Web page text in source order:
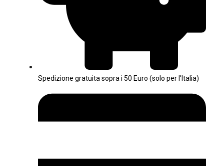
Spedizione gratuita sopra i 50 Euro (solo per l'Italia)